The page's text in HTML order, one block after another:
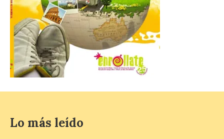
natural excepcional que
podrá verse en muchos
puntos de la comarca,
pero hay que recordar que la observación
debe hacerse siguiendo las pautas de
seguridad recomendadas. La Comarca de
Cinco Villas […]
desde el Pic d’Angonella
en el Principat d’Andorra
Lo más leído